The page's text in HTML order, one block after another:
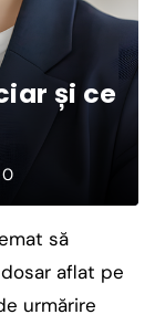
și ce
0
să
aflat pe
urmărire